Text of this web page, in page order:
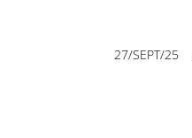
27/SEPT/25